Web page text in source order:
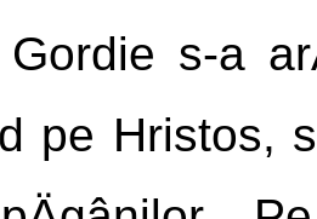
s-a
pe Hristos,